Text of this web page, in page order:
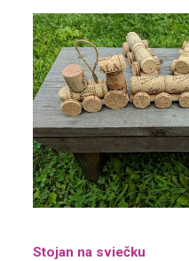
Stojan na sviečku